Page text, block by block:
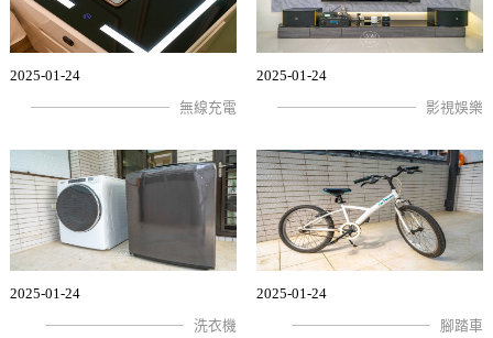
2025-01-24
無線充電
2025-01-24
影視娛樂
2025-01-24
洗衣機
2025-01-24
腳踏車